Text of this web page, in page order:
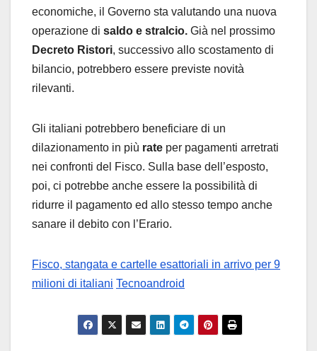
economiche, il Governo sta valutando una nuova
operazione di saldo e stralcio. Già nel prossimo
Decreto Ristori, successivo allo scostamento di
bilancio, potrebbero essere previste novità
rilevanti.
Gli italiani potrebbero beneficiare di un
dilazionamento in più rate per pagamenti arretrati
nei confronti del Fisco. Sulla base dell’esposto,
poi, ci potrebbe anche essere la possibilità di
ridurre il pagamento ed allo stesso tempo anche
sanare il debito con l’Erario.
Fisco, stangata e cartelle esattoriali in arrivo per 9
milioni di italiani Tecnoandroid